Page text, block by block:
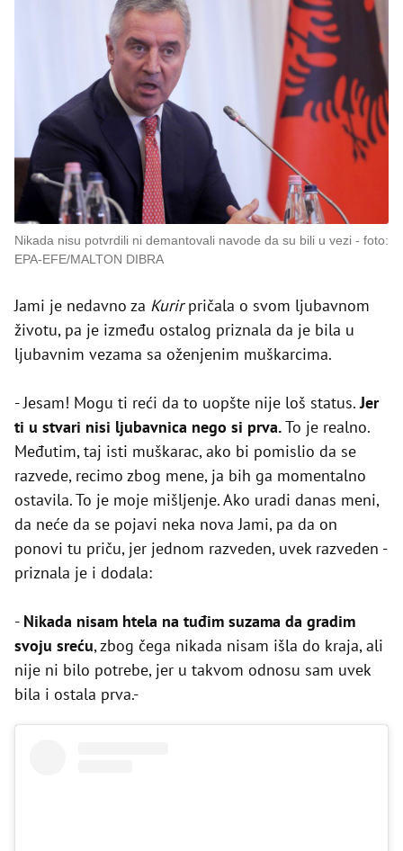
Nikada nisu potvrdili ni demantovali navode da su bili u vezi
foto:
EPA-EFE/MALTON DIBRA
Jami je nedavno za Kurirpričala o svom ljubavnom
životu, pa je između ostalog priznala da je bila u
ljubavnim vezama sa oženjenim muškarcima.
- Jesam! Mogu ti reći da to uopšte nije loš status.Jer
ti u stvari nisi ljubavnica nego si prva.To je realno.
Međutim, taj isti muškarac, ako bi pomislio da se
razvede, recimo zbog mene, ja bih ga momentalno
ostavila. To je moje mišljenje. Ako uradi danas meni,
da neće da se pojavi neka nova Jami, pa da on
ponovi tu priču, jer jednom razveden, uvek razveden -
priznala je i dodala:
- Nikada nisam htela na tuđim suzama da gradim
svoju sreću, zbog čega nikada nisam išla do kraja, ali
nije ni bilo potrebe, jer u takvom odnosu sam uvek
bila i ostala prva.-